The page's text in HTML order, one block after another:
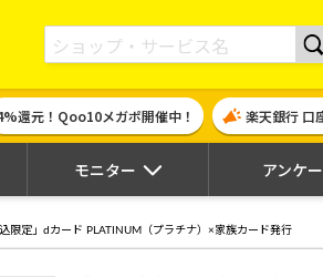
ト貯めて現金やギフト券に交換できるポイントサイト
還元！Qoo10メガポ開催中！ 楽天銀行 口
モニター アンケ
限定」dカード PLATINUM（プラチナ）×家族カード発行